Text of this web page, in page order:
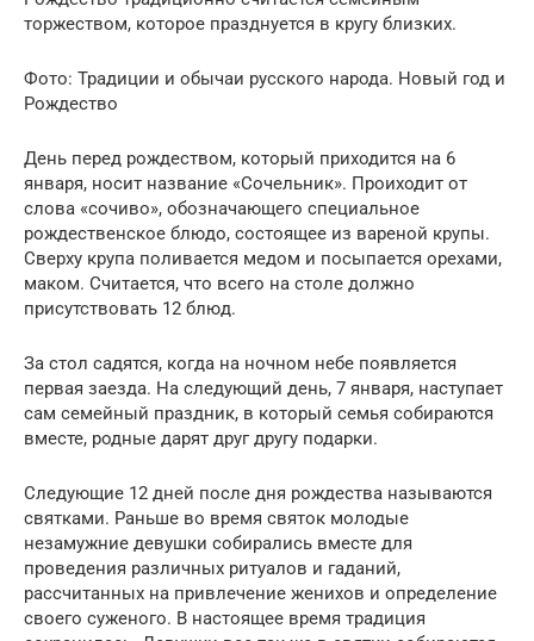
торжеством, которое празднуется в кругу близких.
Фото: Традиции и обычаи русского народа. Новый год и
Рождество
День перед рождеством, который приходится на 6
января, носит название «Сочельник». Проиходит от
слова «сочиво», обозначающего специальное
рождественское блюдо, состоящее из вареной крупы.
Сверху крупа поливается медом и посыпается орехами,
маком. Считается, что всего на столе должно
присутствовать 12 блюд.
За стол садятся, когда на ночном небе появляется
первая заезда. На следующий день, 7 января, наступает
сам семейный праздник, в который семья собираются
вместе, родные дарят друг другу подарки.
Следующие 12 дней после дня рождества называются
святками. Раньше во время святок молодые
незамужние девушки собирались вместе для
проведения различных ритуалов и гаданий,
рассчитанных на привлечение женихов и определение
своего суженого. В настоящее время традиция